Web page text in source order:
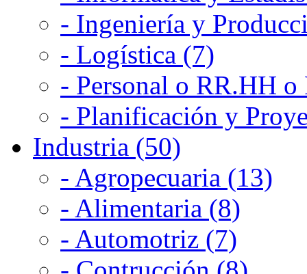
- Ingeniería y
- Logística (7)
- Personal o RR.HH
- Planificación y
Industria (50)
- Agropecuaria (13)
- Alimentaria (8)
- Automotriz (7)